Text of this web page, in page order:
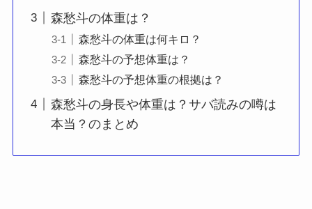
森愁斗の体重は？
森愁斗の体重は何キロ？
森愁斗の予想体重は？
森愁斗の予想体重の根拠は？
森愁斗の身長や体重は？サバ読みの噂は
本当？のまとめ